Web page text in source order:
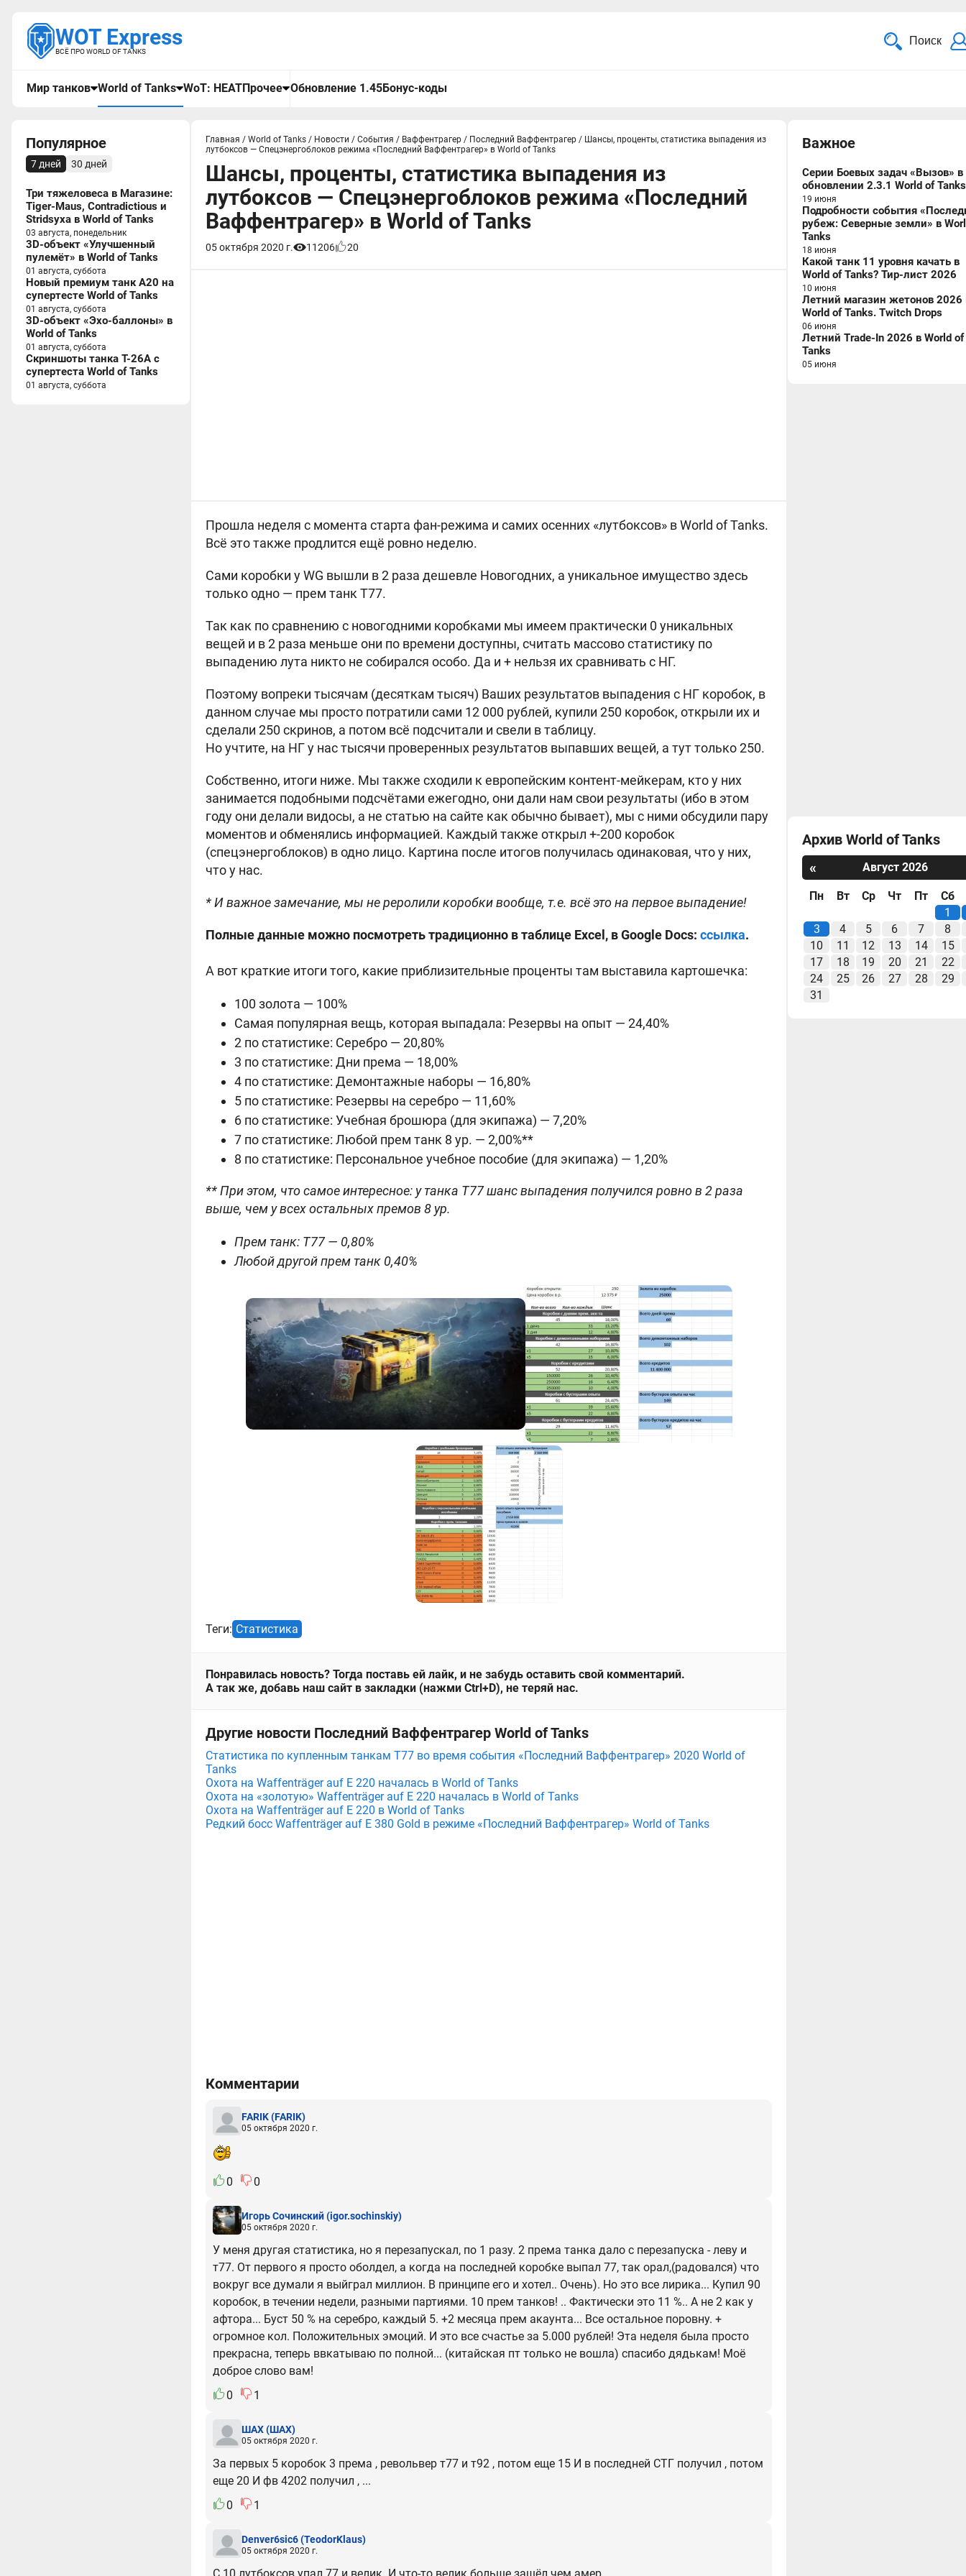
WOT Express
ВСЁ ПРО WORLD OF TANKS
Поиск
Мир танков World of Tanks WoT: HEATПрочее Обновление 1.45Бонус-коды
Популярное
7 дней 30 дней
Три тяжеловеса в Магазине:
Tiger-Maus, Contradictious и
Stridsyxa в World of Tanks
03 августа, понедельник
3D-объект «Улучшенный
пулемёт» в World of Tanks
01 августа, суббота
Новый премиум танк A20 на
супертесте World of Tanks
01 августа, суббота
3D-объект «Эхо-баллоны» в
World of Tanks
01 августа, суббота
Скриншоты танка T-26A с
супертеста World of Tanks
01 августа, суббота
Главная / World of Tanks / Новости / События / Ваффентрагер / Последний Ваффентрагер / Шансы, проценты, статистика выпадения из
лутбоксов — Спецэнергоблоков режима «Последний Ваффентрагер» в World of Tanks
Шансы, проценты, статистика выпадения из
лутбоксов — Спецэнергоблоков режима «Последний
Ваффентрагер» в World of Tanks
05 октября 2020 г. 11206 20
Прошла неделя с момента старта фан-режима и самих осенних «лутбоксов» в World of Tanks.
Всё это также продлится ещё ровно неделю.
Сами коробки у WG вышли в 2 раза дешевле Новогодних, а уникальное имущество здесь
только одно — прем танк T77.
Так как по сравнению с новогодними коробками мы имеем практически 0 уникальных
вещей и в 2 раза меньше они по времени доступны, считать массово статистику по
выпадению лута никто не собирался особо. Да и + нельзя их сравнивать с НГ.
Поэтому вопреки тысячам (десяткам тысяч) Ваших результатов выпадения с НГ коробок, в
данном случае мы просто потратили сами 12 000 рублей, купили 250 коробок, открыли их и
сделали 250 скринов, а потом всё подсчитали и свели в таблицу.
Но учтите, на НГ у нас тысячи проверенных результатов выпавших вещей, а тут только 250.
Собственно, итоги ниже. Мы также сходили к европейским контент-мейкерам, кто у них
занимается подобными подсчётами ежегодно, они дали нам свои результаты (ибо в этом
году они делали видосы, а не статью на сайте как обычно бывает), мы с ними обсудили пару
моментов и обменялись информацией. Каждый также открыл +-200 коробок
(спецэнергоблоков) в одно лицо. Картина после итогов получилась одинаковая, что у них,
что у нас.
* И важное замечание, мы не реролили коробки вообще, т.е. всё это на первое выпадение!
Полные данные можно посмотреть традиционно в таблице Excel, в Google Docs: ссылка.
А вот краткие итоги того, какие приблизительные проценты там выставила картошечка:
100 золота — 100%
Самая популярная вещь, которая выпадала: Резервы на опыт — 24,40%
2 по статистике: Серебро — 20,80%
3 по статистике: Дни према — 18,00%
4 по статистике: Демонтажные наборы — 16,80%
5 по статистике: Резервы на серебро — 11,60%
6 по статистике: Учебная брошюра (для экипажа) — 7,20%
7 по статистике: Любой прем танк 8 ур. — 2,00%**
8 по статистике: Персональное учебное пособие (для экипажа) — 1,20%
** При этом, что самое интересное: у танка T77 шанс выпадения получился ровно в 2 раза
выше, чем у всех остальных премов 8 ур.
Прем танк: T77 — 0,80%
Любой другой прем танк 0,40%
Теги: Статистика
Понравилась новость? Тогда поставь ей лайк, и не забудь оставить свой комментарий.
А так же, добавь наш сайт в закладки (нажми Ctrl+D), не теряй нас.
Другие новости Последний Ваффентрагер World of Tanks
Статистика по купленным танкам T77 во время события «Последний Ваффентрагер» 2020 World of
Tanks
Охота на Waffenträger auf E 220 началась в World of Tanks
Охота на «золотую» Waffenträger auf E 220 началась в World of Tanks
Охота на Waffenträger auf E 220 в World of Tanks
Редкий босс Waffenträger auf E 380 Gold в режиме «Последний Ваффентрагер» World of Tanks
Комментарии
FARIK(FARIK)
05 октября 2020 г.
0 0
Игорь Сочинский(igor.sochinskiy)
05 октября 2020 г.
У меня другая статистика, но я перезапускал, по 1 разу. 2 према танка дало с перезапуска - леву и
т77. От первого я просто оболдел, а когда на последней коробке выпал 77, так орал,(радовался) что
вокруг все думали я выйграл миллион. В принципе его и хотел.. Очень). Но это все лирика... Купил 90
коробок, в течении недели, разными партиями. 10 прем танков! .. Фактически это 11 %.. А не 2 как у
афтора... Буст 50 % на серебро, каждый 5. +2 месяца прем акаунта... Все остальное поровну. +
огромное кол. Положительных эмоций. И это все счастье за 5.000 рублей! Эта неделя была просто
прекрасна, теперь ввкатываю по полной... (китайская пт только не вошла) спасибо дядькам! Моё
доброе слово вам!
0
1
ШАХ(ШАХ)
05 октября 2020 г.
За первых 5 коробок 3 према , револьвер т77 и т92 , потом еще 15 И в последней СТГ получил , потом
еще 20 И фв 4202 получил , ...
0
1
Denver6sic6(TeodorKlaus)
05 октября 2020 г.
Важное
Серии Боевых задач «Вызов» в
обновлении 2.3.1 World of Tanks
19 июня
Подробности события
рубеж: Северные земли» в
Tanks
18 июня
Какой танк 11 уровня качать в
World of Tanks? Тир-лист 2026
10 июня
Летний магазин жетонов 2026
World of Tanks. Twitch Drops
06 июня
Летний Trade-In 2026 в World of
Tanks
05 июня
Архив World of Tanks
«
Август 2026
Пн Вт Ср Чт Пт
Сб
1
3
4 5 6 7
8
10
11 12 13 14
15
17
18 19 20 21
22
24
25 26 27 28
29
31